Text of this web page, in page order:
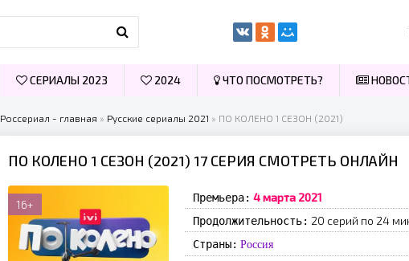
Россериал - главная » Русские сериалы 2021 » ПО КОЛЕНО 1 СЕЗОН (2021)
ПО КОЛЕНО 1 СЕЗОН (2021) 17 СЕРИЯ СМОТРЕТЬ ОНЛАЙН
16+ Премьера: 4 мapтa 2021
Продолжительность: 20 серий по 24
Страны: Россия
СЕРИАЛЫ 2023 2024 ЧТО ПОСМОТРЕТЬ?